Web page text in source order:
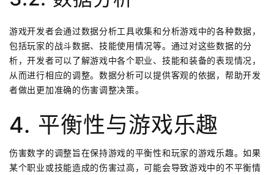
游戏开发者会通过数据分析工具收集和分析游戏中的各种数据，
包括玩家的战斗数据、技能使用情况等。通过对这些数据的分
析，开发者可以了解游戏中各个职业、技能和装备的表现情况，
从而进行相应的调整。数据分析可以提供客观的依据，帮助开发
者做出更加准确的伤害调整决策。
4. 平衡性与游戏乐趣
伤害数字的调整旨在保持游戏的平衡性和玩家的游戏乐趣。如果
某个职业或技能造成的伤害过高，可能会导致游戏中的不平衡情